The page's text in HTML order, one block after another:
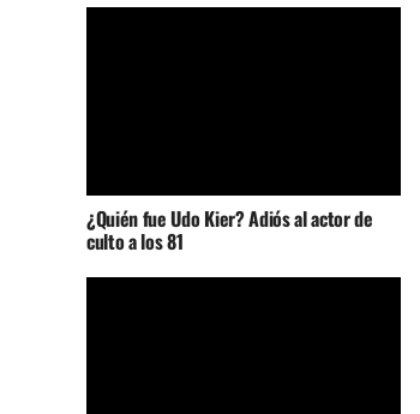
¿Quién fue Udo Kier? Adiós al actor de
culto a los 81